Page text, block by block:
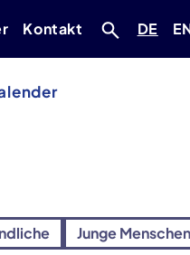
Kontakt DE
Junge Menschen